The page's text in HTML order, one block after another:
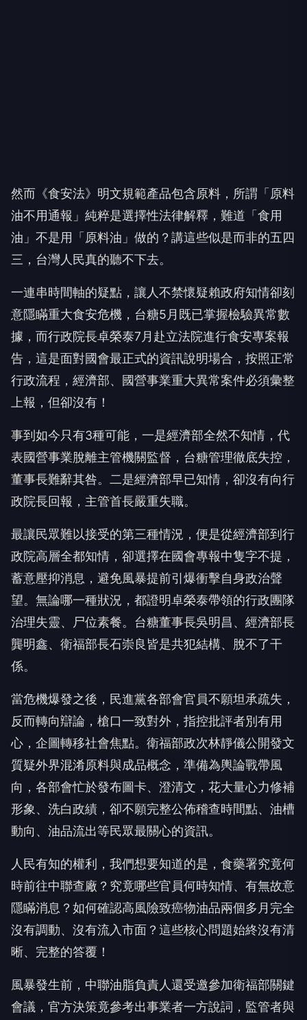
然而《食安法》明文規範產品包含原料，所謂「原料
油不用通報」純粹是選擇性法律解釋，難道「食用
油」不是用「原料油」做的？講這些似是而非的五四
三，台灣人民真的聽不下去。
一連串時間軸的疑點，讓人不禁懷疑賴政府知情卻刻
意隱瞞重大食安危機，台糖5月既已掌握檢驗異常數
據，而行政院長卓榮泰7月赴立法院進行食安專案報
告，這是面對國會最正式的資訊說明場合，按照正常
行政流程，經濟部、國營事業重大異常案件必須彙整
上報，但卻沒有！
事到如今只有3種可能，一是經濟部全然不知情，代
表國營事業脫離主管機關監督，台糖管理徹底失控，
董事長難辭其咎。二是經濟部早已知情，卻沒有向行
政院長回報，主管首長嚴重失職。
最讓民眾難以接受的第三種情況，便是從經濟部到行
政院高層全都知情，卻選擇在國會專報中隻字不提，
蓄意壓抑消息，避免風暴提前引爆衝擊自身政治聲
望。無論哪一種狀況，都證明卓榮泰帶領的行政團隊
治理失靈、尸位素餐。台糖董事長吳明昌、經濟部長
龔明鑫、衛福部長石崇良皆是共犯結構、脫不了干
係。
當危機爆發之後，民進黨各部會官員不願坦承疏失，
反而轉向辯論，槍口一致對外，指控批評者別有用
心，企圖轉移社會焦點。衛福部政次林靜儀公開發文
質疑外界混淆原料與成品概念，準備為輿論戰帶風
向，各部會忙於發布圖卡、澄清文，花大量心力修補
形象、洗白政績，卻不願完整公佈稽查時間點、油槽
動向、油品流出等民眾最關心的資訊。
人民有知的權利，我們想要知道的是，食藥署究竟何
時前往中聯查廠？究竟哪些官員何時知情、有無故意
隱瞞消息？如何確認高風險致癌物油品兩個多月完全
沒有調動、沒有流入市面？這些核心問題始終沒有清
晰、完整的答覆！
風暴發生前，中聯油脂負責人還受邀參加衛福部關鍵
會議，官方決策竟參考出事業者一方說詞，監管者與